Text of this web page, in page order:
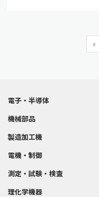
«
電子・半導体
機械部品
製造加工機
電機・制御
測定・試験・検査
理化学機器